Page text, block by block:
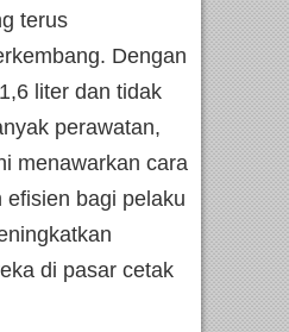
terus
Dengan
liter dan tidak
perawatan,
menawarkan cara
efisien bagi pelaku
di pasar cetak